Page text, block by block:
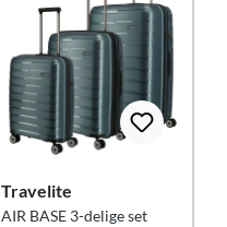
Travelite
AIR BASE 3-delige set